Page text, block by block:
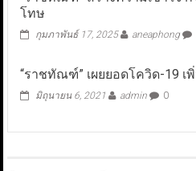
โทษ
กุมภาพันธ์ 17, 2025 aneaphong
“ราชทัณฑ์” เผยยอดโควิด-19 เ
มิถุนายน 6, 2021 admin 0